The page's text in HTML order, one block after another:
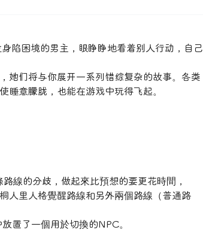
陷困境的男主，眼睁睁地看着别人行动，自己
她们将与你展开一系列错综复杂的故事。各类
睡意朦胧，也能在游戏中玩得飞起。
線的分歧，做起來比預想的要更花時間，
人里人格覺醒路線和另外兩個路線（普通路
置了一個用於切換的NPC。